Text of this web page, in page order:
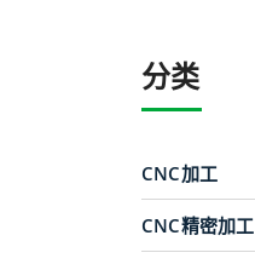
分类
CNC加工
CNC精密加工